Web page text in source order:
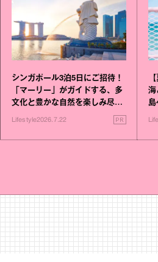
シンガポール3泊5日にご招待！
「マーリー」がガイドする、多
文化と豊かな自然を楽しみ尽く
Lifestyle2026.7.22 PR
海
島